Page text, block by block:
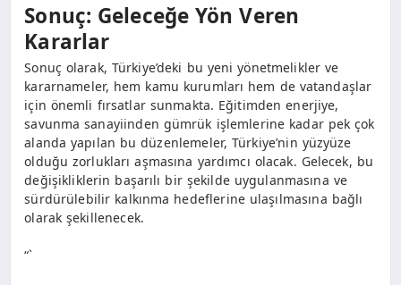
Sonuç: Geleceğe Yön Veren
Kararlar
Sonuç olarak, Türkiye’deki bu yeni yönetmelikler ve
kararnameler, hem kamu kurumları hem de vatandaşlar
için önemli fırsatlar sunmakta. Eğitimden enerjiye,
savunma sanayiinden gümrük işlemlerine kadar pek çok
alanda yapılan bu düzenlemeler, Türkiye’nin yüzyüze
olduğu zorlukları aşmasına yardımcı olacak. Gelecek, bu
değişikliklerin başarılı bir şekilde uygulanmasına ve
sürdürülebilir kalkınma hedeflerine ulaşılmasına bağlı
olarak şekillenecek.
“`